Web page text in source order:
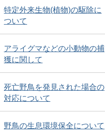
特定外来生物(植物)の駆除に
ついて
アライグマなどの小動物の捕
獲に関して
死亡野鳥を発見された場合の
対応について
野鳥の生息環境保全について